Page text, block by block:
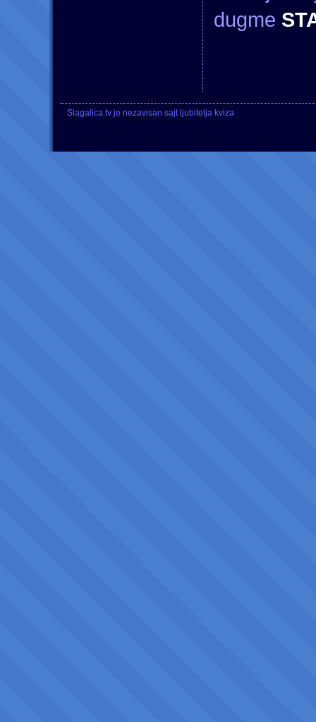
dugme
Slagalica.tv je nezavisan sajt ljubitelja kviza